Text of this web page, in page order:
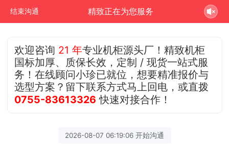
结束沟通 精致正在为您服务
欢迎咨询 21 年专业机柜源头厂！精致机柜
国标加厚、质保长效，定制 / 现货一站式服
务！在线顾问小珍已就位，想要精准报价与
选型方案？留下联系方式马上回电，或直拨
0755-83613326 快速对接合作！
2026-08-07 06:19:06 开始沟通